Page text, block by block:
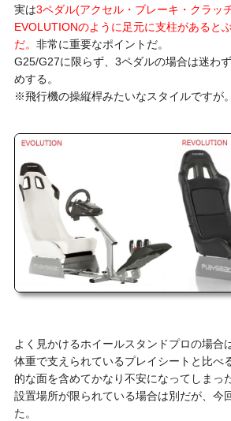
実は3ペダル(アクセル・ブレーキ・クラッ
EVOLUTIONのように足元に支柱があると
だ。 非常に重要なポイントだ。
G25/G27に限らず、3ペダルの場合は迷わ
めする。
※飛行機の操縦桿みたいなスタイルですが。
よく見かけるホイールスタンドプロの場合
体重で支えられているプレイシートと比べ
的な面を含めてかなり不安になってしまった
設置場所が限られている場合は別だが、今
た。